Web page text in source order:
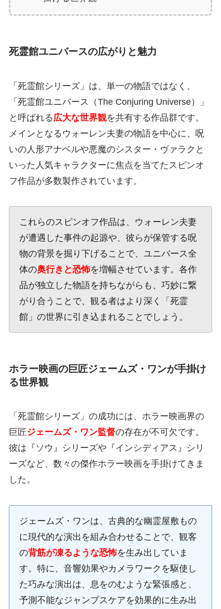
死霊館ユニバースの広がりと魅力
「死霊館シリーズ」は、単一の物語ではなく、
「死霊館ユニバース（The Conjuring Universe）」
と呼ばれる 広大な世界観を共有する作品群です。
メインとなるウォーレン夫妻の物語を中心に、呪
いの人形アナベルや悪魔のシスター・ヴァラクと
いった人気キャラクターに焦点を当てたスピンオ
フ作品が多数製作されています。
これらのスピンオフ作品は、ウォーレン夫妻
が遭遇した事件の起源や、彼らが保管する呪
物の背景を掘り下げることで、ユニバース全
体の奥行きと恐怖を増幅させています。各作
品が独立した物語を持ちながらも、巧妙に繋
がり合うことで、観る者はより深く「死霊
館」の世界に引き込まれることでしょう。
ホラー映画の巨匠ジェームズ・ワンが手掛け
る世界観
「死霊館シリーズ」の成功には、ホラー映画界の
巨匠ジェームズ・ワン監督の存在が不可欠です。
彼は『ソウ』シリーズや『インシディアス』シリ
ーズなど、数々の傑作ホラー映画を手掛けてきま
した。
ジェームズ・ワンは、古典的な幽霊屋敷もの
に現代的な演出を組み合わせることで、観客
の背筋が凍るような恐怖を生み出していま
す。特に、音響効果やカメラワークを駆使し
た巧みな演出は、息をのむような緊張感と、
予測不能なジャンプスケアを効果的に生み出